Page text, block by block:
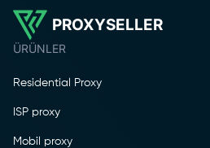
PROXYSELLER
ÜRÜNLER
Residential Proxy
ISP proxy
Mobil proxy